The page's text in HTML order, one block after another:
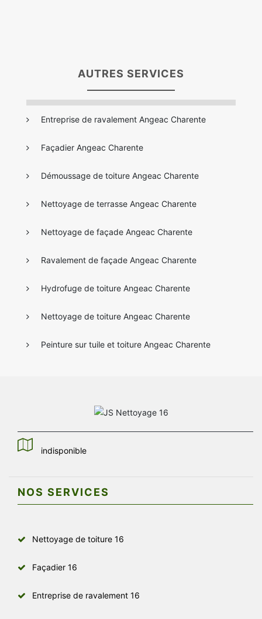
AUTRES SERVICES
Entreprise de ravalement Angeac Charente
Façadier Angeac Charente
Démoussage de toiture Angeac Charente
Nettoyage de terrasse Angeac Charente
Nettoyage de façade Angeac Charente
Ravalement de façade Angeac Charente
Hydrofuge de toiture Angeac Charente
Nettoyage de toiture Angeac Charente
Peinture sur tuile et toiture Angeac Charente
indisponible
NOS SERVICES
Nettoyage de toiture 16
Façadier 16
Entreprise de ravalement 16